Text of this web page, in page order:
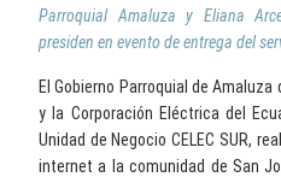
Parroquial Amaluza y Eliana
presiden en evento de entrega del
El Gobierno Parroquial de
y la Corporación Eléctrica del
Unidad de Negocio CELEC SUR,
internet a la comunidad de San